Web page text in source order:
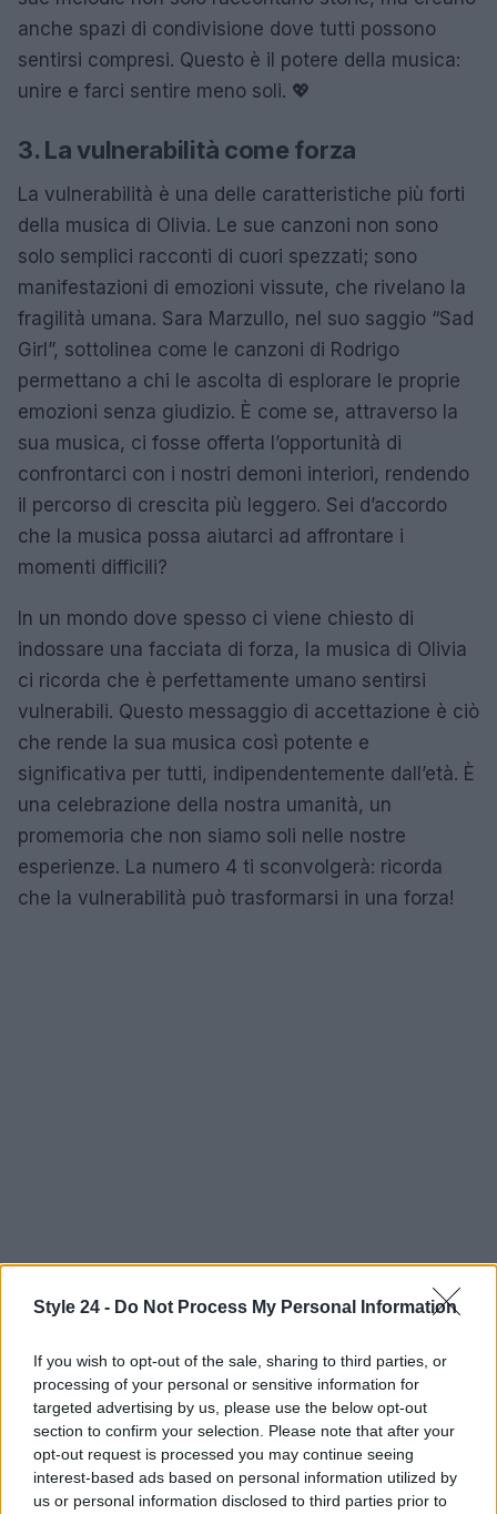
Style 24 - Do Not Process My Personal Information
If you wish to opt-out of the sale, sharing to third parties, or
processing of your personal or sensitive information for
targeted advertising by us, please use the below opt-out
section to confirm your selection. Please note that after your
opt-out request is processed you may continue seeing
interest-based ads based on personal information utilized by
us or personal information disclosed to third parties prior to
anche spazi di condivisione dove tutti possono
sentirsi compresi. Questo è il potere della musica:
unire e farci sentire meno soli. 💖
3. La vulnerabilità come forza
La vulnerabilità è una delle caratteristiche più forti
della musica di Olivia. Le sue canzoni non sono
solo semplici racconti di cuori spezzati; sono
manifestazioni di emozioni vissute, che rivelano la
fragilità umana. Sara Marzullo, nel suo saggio “Sad
Girl”, sottolinea come le canzoni di Rodrigo
permettano a chi le ascolta di esplorare le proprie
emozioni senza giudizio. È come se, attraverso la
sua musica, ci fosse offerta l’opportunità di
confrontarci con i nostri demoni interiori, rendendo
il percorso di crescita più leggero. Sei d’accordo
che la musica possa aiutarci ad affrontare i
momenti difficili?
In un mondo dove spesso ci viene chiesto di
indossare una facciata di forza, la musica di Olivia
ci ricorda che è perfettamente umano sentirsi
vulnerabili. Questo messaggio di accettazione è ciò
che rende la sua musica così potente e
significativa per tutti, indipendentemente dall’età. È
una celebrazione della nostra umanità, un
promemoria che non siamo soli nelle nostre
esperienze. La numero 4 ti sconvolgerà: ricorda
che la vulnerabilità può trasformarsi in una forza!
In conclusione, la musica di Olivia Rodrigo è più di
semplici canzoni pop. È un fenomeno culturale che
abbatte le barriere generazionali, unendo giovani e
adulti attraverso esperienze condivise di amore,
perdita e crescita. La sua capacità di toccare le